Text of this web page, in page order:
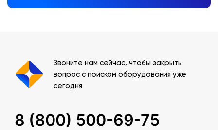
Звоните нам сейчас, чтобы закрыть
вопрос с поиском оборудования уже
сегодня
8 (800) 500-69-75